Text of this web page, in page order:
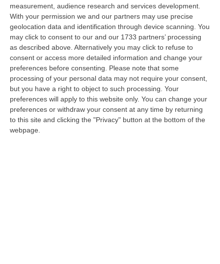
measurement, audience research and services development.
With your permission we and our partners may use precise
geolocation data and identification through device scanning. You
may click to consent to our and our 1733 partners’ processing
as described above. Alternatively you may click to refuse to
consent or access more detailed information and change your
preferences before consenting.
Please note that some
processing of your personal data may not require your consent,
but you have a right to object to such processing. Your
preferences will apply to this website only. You can change your
preferences or withdraw your consent at any time by returning
to this site and clicking the "Privacy" button at the bottom of the
webpage.
a Reggio Calabria il consigliere comunale di
Reggio Nino Castorina, coinvolto
nell’inchiesta sui presunti brogli che
sarebbero avvenuti in occasione delle
elezioni per il rinnovo del Consiglio comunale
del settembre del 2020. Lo ha deciso il gip
Stefania Rachele, accogliendo la richiesta del
procuratore di Reggio Giovanni Bombardieri e
del sostituto Paolo Petrolo che hanno